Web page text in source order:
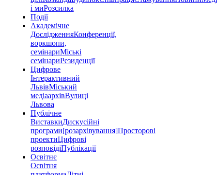
і миРозсилка
Події
Академічне
ДослідженняКонференції,
воркшопи,
семінариМіські
семінариРезиденції
Цифрове
Інтерактивний
ЛьвівМіський
медіаархівВулиці
Львова
Публічне
ВиставкиДискусійні
програми[розархівування]Просторові
проектиЦифрові
розповідіПублікації
Освітнє
Освітня